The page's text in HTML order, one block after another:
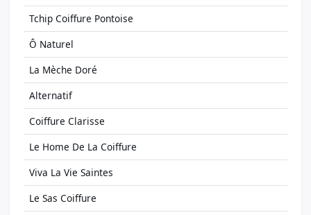
Tchip Coiffure Pontoise
Ô Naturel
La Mèche Doré
Alternatif
Coiffure Clarisse
Le Home De La Coiffure
Viva La Vie Saintes
Le Sas Coiffure